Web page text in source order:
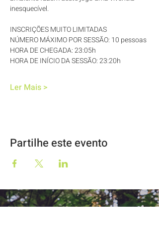
inesquecível.
INSCRIÇÕES MUITO LIMITADAS
NÚMERO MÁXIMO POR SESSÃO: 10 pessoas
HORA DE CHEGADA: 23:05h
HORA DE INÍCIO DA SESSÃO: 23:20h
Ler Mais >
Partilhe este evento
Geo2Go, Lda